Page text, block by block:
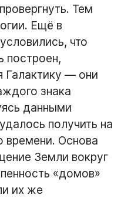
Тем
Ещё в
что
построен,
Галактику — они
знака
данными
получить на
времени. Основа
Земли вокруг
«домов»
их же